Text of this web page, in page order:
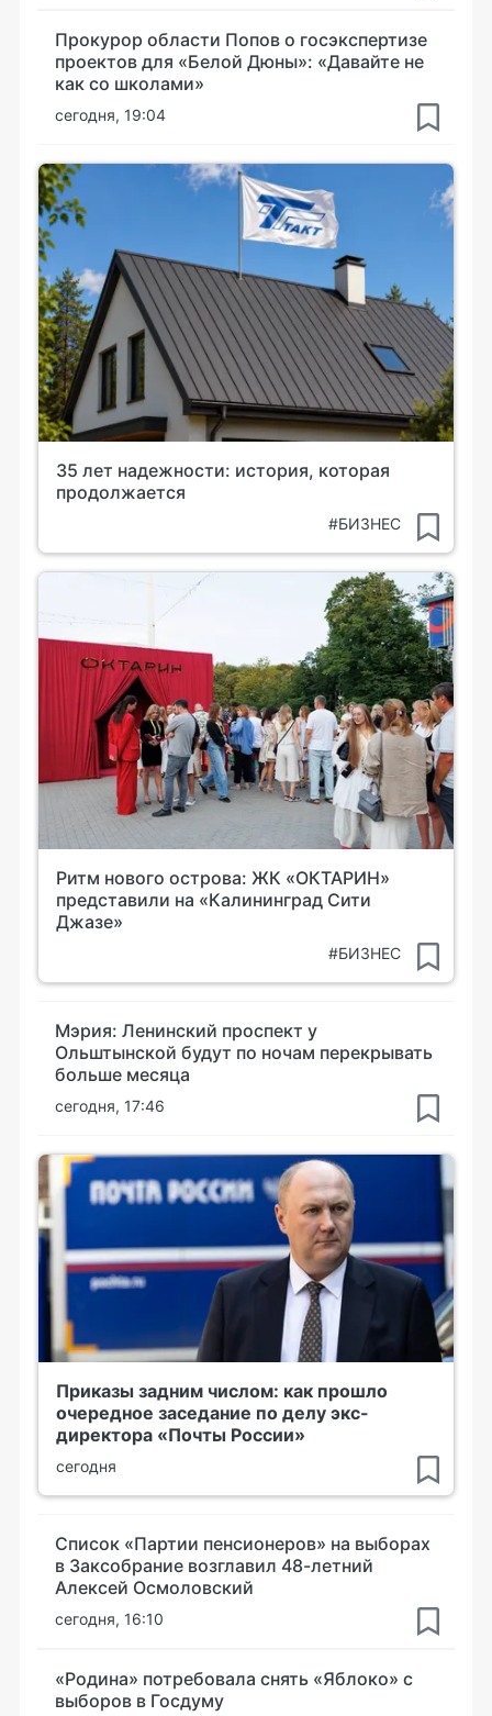
Прокурор области Попов о госэкспертизе
проектов для «Белой Дюны»: «Давайте не
как со школами»
сегодня, 19:04
35 лет надежности: история, которая
продолжается
#БИЗНЕС
Ритм нового острова: ЖК «ОКТАРИН»
представили на «Калининград Сити
Джазе»
#БИЗНЕС
Мэрия: Ленинский проспект у
Ольштынской будут по ночам перекрывать
больше месяца
сегодня, 17:46
Приказы задним числом: как прошло
очередное заседание по делу экс-
директора «Почты России»
сегодня
Список «Партии пенсионеров» на выборах
в Заксобрание возглавил 48-летний
Алексей Осмоловский
сегодня, 16:10
«Родина» потребовала снять «Яблоко» с
выборов в Госдуму